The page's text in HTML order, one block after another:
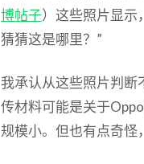
博帖子）这些照片显示
猜猜这是哪里？”
我承认从这些照片判断
传材料可能是关于
规模小。但也有点奇怪